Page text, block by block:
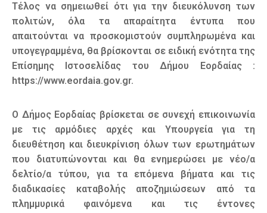
Τέλος να σημειωθεί ότι για την διευκόλυνση των
πολιτών, όλα τα απαραίτητα έντυπα που
απαιτούνται να προσκομιστούν συμπληρωμένα και
υπογεγραμμένα, θα βρίσκονται σε ειδική ενότητα της
Επίσημης Ιστοσελίδας του Δήμου Εορδαίας :
https://www.eordaia.gov.gr.
Ο Δήμος Εορδαίας βρίσκεται σε συνεχή επικοινωνία
με τις αρμόδιες αρχές και Υπουργεία για τη
διευθέτηση και διευκρίνιση όλων των ερωτημάτων
που διατυπώνονται και θα ενημερώσει με νέο/α
δελτίο/α τύπου, για τα επόμενα βήματα και τις
διαδικασίες καταβολής αποζημιώσεων από τα
πλημμυρικά φαινόμενα και τις έντονες